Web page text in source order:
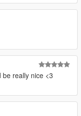
really nice <3